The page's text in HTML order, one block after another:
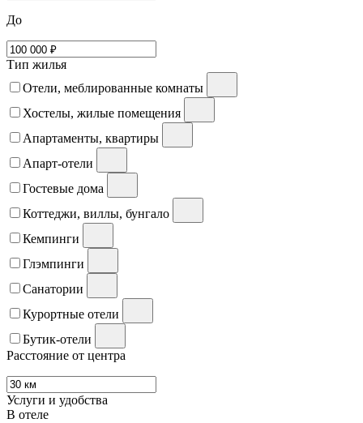
До
Тип жилья
Отели, меблированные комнаты
Хостелы, жилые помещения
Апартаменты, квартиры
Апарт-отели
Гостевые дома
Коттеджи, виллы, бунгало
Кемпинги
Глэмпинги
Санатории
Курортные отели
Бутик-отели
Расстояние от центра
Услуги и удобства
В отеле